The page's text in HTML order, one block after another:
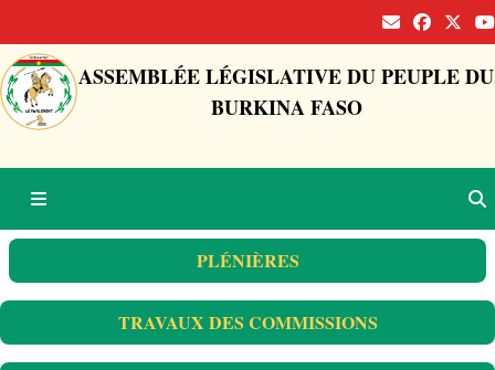
ASSEMBLÉE LÉGISLATIVE DU PEUPLE DU
BURKINA FASO
PLÉNIÈRES
TRAVAUX DES COMMISSIONS